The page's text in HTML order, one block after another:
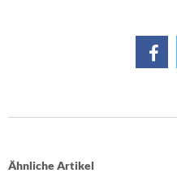
Ähnliche Artikel